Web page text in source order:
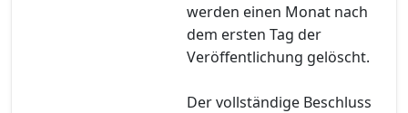
werden einen Monat nach
dem ersten Tag der
Veröffentlichung gelöscht.
Der vollständige Beschluss